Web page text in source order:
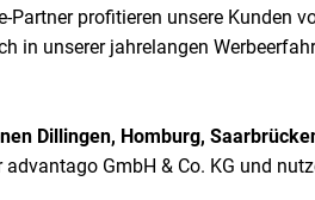
profitieren unsere Kunden
in unserer jahrelangen
Dillingen, Homburg,
GmbH & Co. KG und